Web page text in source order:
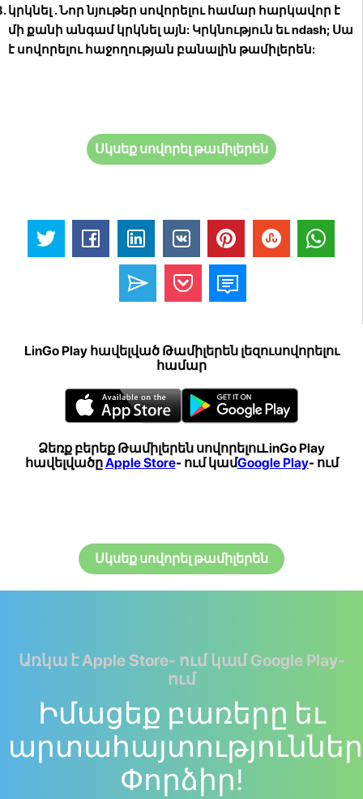
կրկնել . Նոր նյութեր սովորելու համար հարկավոր է
մի քանի անգամ կրկնել այն: Կրկնություն եւ ndash; Սա
է սովորելու հաջողության բանալին թամիլերեն:
Սկսեք սովորել թամիլերեն
LinGo Play հավելված Թամիլերեն լեզուսովորելու
համար
Ձեռք բերեք Թամիլերեն սովորելուLinGo Play
հավելվածըApple Store- ում կամGoogle Play- ում
Սկսեք սովորել թամիլերեն
Առկա է Apple Store- ում կամ Google Play-
ում
Իմացեք բառերը եւ
Փորձիր!